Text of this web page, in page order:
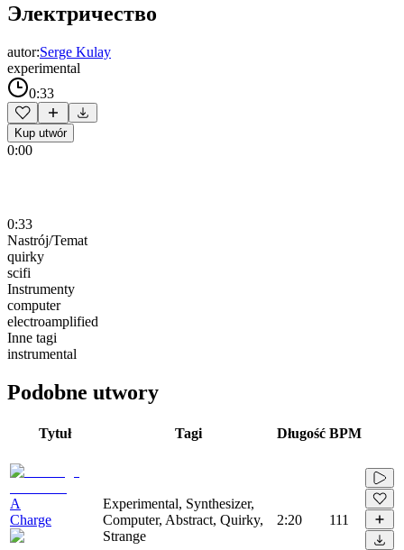
Электричество
autor:Serge Kulay
experimental
0:33
Kup utwór
0:00
0:33
Nastrój/Temat
quirky
scifi
Instrumenty
computer
electroamplified
Inne tagi
instrumental
Podobne utwory
Tytuł Tagi Długość BPM
A
Charge
Experimental, Synthesizer,
Computer, Abstract, Quirky,
Strange
2:20 111